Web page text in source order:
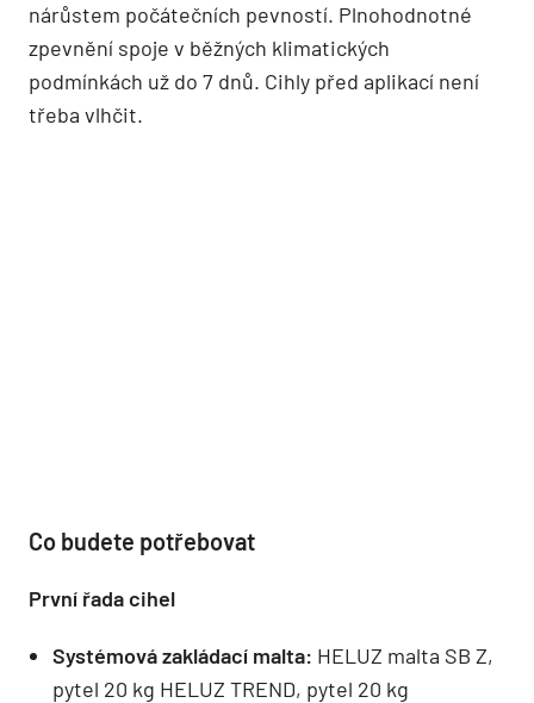
nárůstem počátečních pevností. Plnohodnotné
zpevnění spoje v běžných klimatických
podmínkách už do 7 dnů. Cihly před aplikací není
třeba vlhčit.
Co budete potřebovat
První řada cihel
Systémová zakládací malta: HELUZ malta SB Z,
pytel 20 kg HELUZ TREND, pytel 20 kg